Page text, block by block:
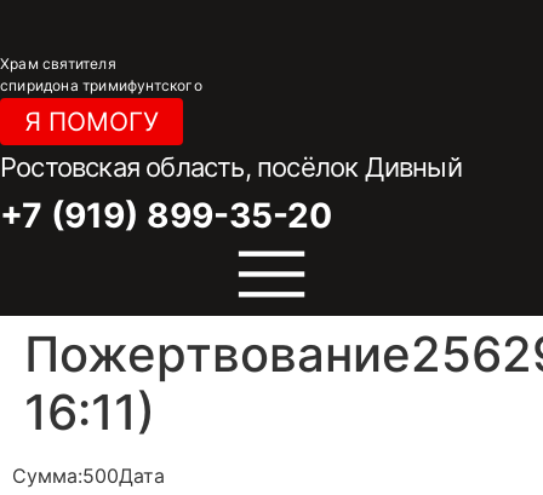
содержимому
Храм святителя
спиридона тримифунтского
Я ПОМОГУ
Ростовская область, посёлок Дивный
+7 (919) 899-35-20
16:11)
Сумма:500Дата